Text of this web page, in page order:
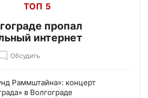
ТОП 5
пропал
интернет
Обсудить
Раммштайна»: концерт
в Волгограде